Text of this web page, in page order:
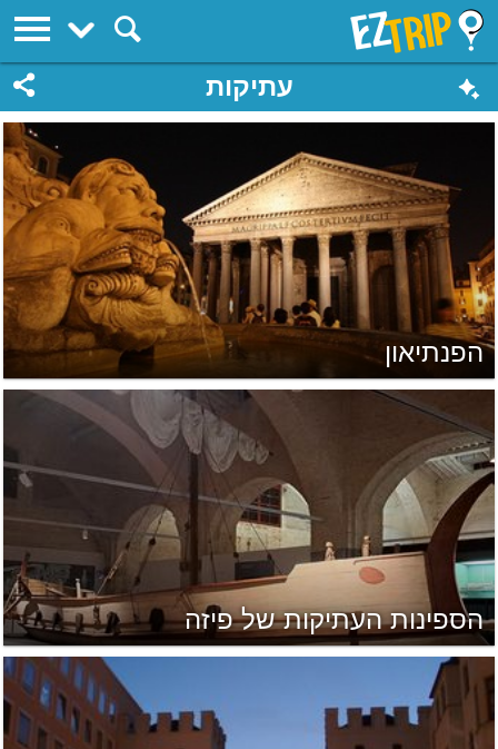
EZTrip
עתיקות
הפנתיאון
הספינות העתיקות של פיזה